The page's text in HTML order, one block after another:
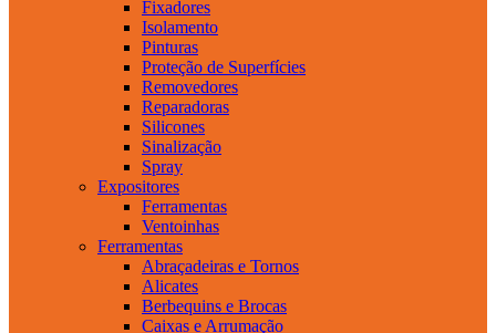
Fixadores
Isolamento
Pinturas
Proteção de Superfícies
Removedores
Reparadoras
Silicones
Sinalização
Spray
Expositores
Ferramentas
Ventoinhas
Ferramentas
Abraçadeiras e Tornos
Alicates
Berbequins e Brocas
Caixas e Arrumação